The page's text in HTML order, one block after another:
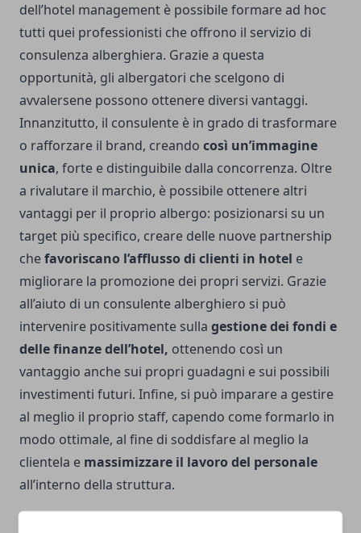
dell’hotel management è possibile formare ad hoc
tutti quei professionisti che offrono il servizio di
consulenza alberghiera. Grazie a questa
opportunità, gli albergatori che scelgono di
avvalersene possono ottenere diversi vantaggi.
Innanzitutto, il consulente è in grado di trasformare
o rafforzare il brand, creando così un’immagine
unica, forte e distinguibile dalla concorrenza. Oltre
a rivalutare il marchio, è possibile ottenere altri
vantaggi per il proprio albergo: posizionarsi su un
target più specifico, creare delle nuove partnership
chefavoriscano l’afflusso di clienti in hotel e
migliorare la promozione dei propri servizi. Grazie
all’aiuto di un consulente alberghiero si può
intervenire positivamente sulla gestione dei fondi e
delle finanze dell’hotel, ottenendo così un
vantaggio anche sui propri guadagni e sui possibili
investimenti futuri. Infine, si può imparare a gestire
al meglio il proprio staff, capendo come formarlo in
modo ottimale, al fine di soddisfare al meglio la
clientela e massimizzare il lavoro del personale
all’interno della struttura.